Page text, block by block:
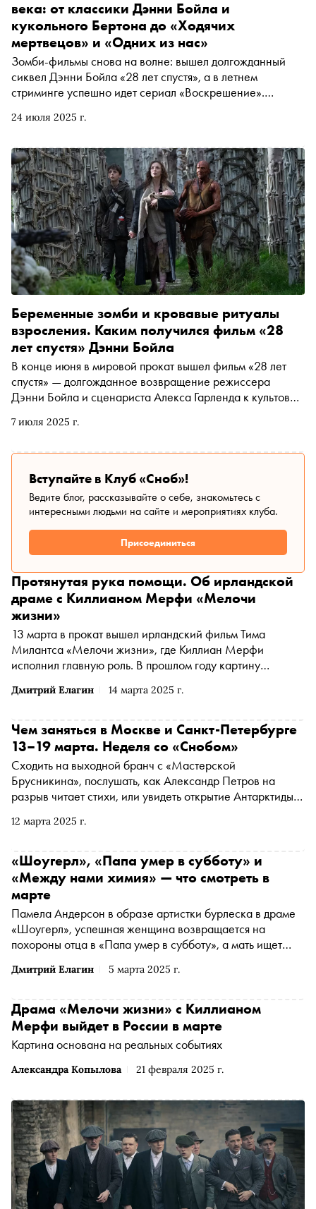
24 июля 2025 г.
века: от классики Дэнни Бойла и
кукольного Бертона до «Ходячих
мертвецов» и «Одних из нас»
Зомби-фильмы снова на волне: вышел долгожданный
сиквел Дэнни Бойла «28 лет спустя», а в летнем
стриминге успешно идет сериал «Воскрешение».
последние двадцать пять лет. От классического
кукольного шедевра Тима Бертона и комедийного
«Зомби по имени Шон» до стриминговых хитов «Ходячие
мертвецы» и «Одни из нас»
7 июля 2025 г.
Беременные зомби и кровавые ритуалы
взросления. Каким получился фильм «28
лет спустя» Дэнни Бойла
В конце июня в мировой прокат вышел фильм «28 лет
спустя» — долгожданное возвращение режиссера
Дэнни Бойла и сценариста Алекса Гарленда к культовой
Александр Юдин разбирается, как ее новая часть
социальных проблемах на языке крови и превращает
конец света в жестокую школу жизни
Вступайте в Клуб «Сноб»!
Ведите блог, рассказывайте о себе, знакомьтесь с
интересными людьми на сайте и мероприятиях клуба.
Присоединиться
Дмитрий Елагин 14 марта 2025 г.
Протянутая рука помощи. Об ирландской
драме с Киллианом Мерфи «Мелочи
жизни»
13 марта в прокат вышел ирландский фильм Тима
Милантса «Мелочи жизни», где Киллиан Мерфи
исполнил главную роль. В прошлом году картину
наградили «Серебряным медведем» за лучшую роль
Уотсон. О том, как «Мелочи жизни» призывают к
гуманизму и предлагают не закрывать глаза на
проблемы окружающих, — в материале «Сноба»
12 марта 2025 г.
Чем заняться в Москве и Санкт-Петербурге
13–19 марта. Неделя со «Снобом»
Сходить на выходной бранч с «Мастерской
Брусникина», послушать, как Александр Петров на
разрыв читает стихи, или увидеть открытие Антарктиды в
сходить на ближайшей неделе
Дмитрий Елагин 5 марта 2025 г.
«Шоугерл», «Папа умер в субботу» и
«Между нами химия» — что смотреть в
марте
Памела Андерсон в образе артистки бурлеска в драме
«Шоугерл», успешная женщина возвращается на
похороны отца в «Папа умер в субботу», а мать ищет
«Сноб» выбрал интересные фильмы и сериалы начала
Александра Копылова 21 февраля 2025 г.
Драма «Мелочи жизни» с Киллианом
Мерфи выйдет в России в марте
Картина основана на реальных событиях